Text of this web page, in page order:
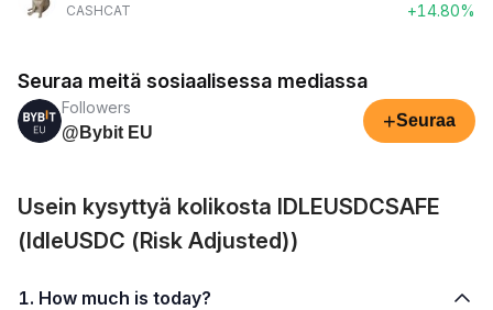
CASHCAT
+14.80%
Seuraa meitä sosiaalisessa mediassa
Followers
@Bybit EU
+Seuraa
Usein kysyttyä kolikosta IDLEUSDCSAFE
(IdleUSDC (Risk Adjusted))
1. How much is today?